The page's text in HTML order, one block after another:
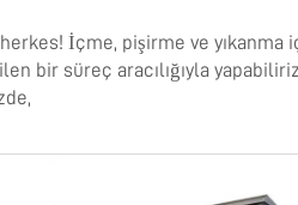
İçme, pişirme ve yıkanma
bir süreç aracılığıyla